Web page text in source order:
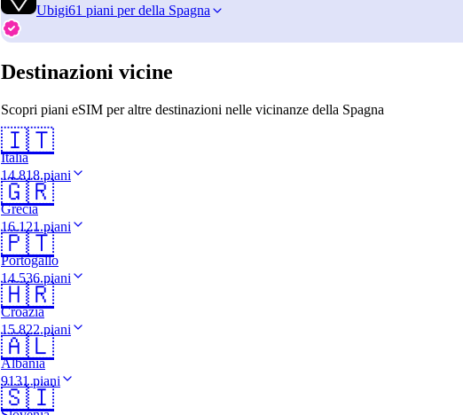
Ubigi61 piani per della Spagna
Destinazioni vicine
Scopri piani eSIM per altre destinazioni nelle vicinanze della Spagna
🇮🇹
Italia
14.818 piani
🇬🇷
Grecia
16.121 piani
🇵🇹
Portogallo
14.536 piani
🇭🇷
Croazia
15.822 piani
🇦🇱
Albania
9131 piani
🇸🇮